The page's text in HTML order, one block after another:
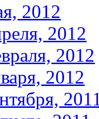
2012
2012
2012
2012
2011